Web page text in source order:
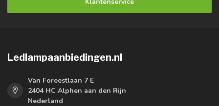
Ledlampaanbiedingen.nl
Van Foreestlaan 7 E
2404 HC Alphen aan den Rijn
Nederland